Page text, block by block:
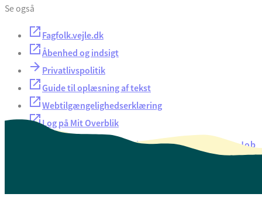
Se også
Fagfolk.vejle.dk
Åbenhed og indsigt
Privatlivspolitik
Guide til oplæsning af tekst
Webtilgængelighedserklæring
Log på Mit Overblik
Oversigt over selvbetjeningJob